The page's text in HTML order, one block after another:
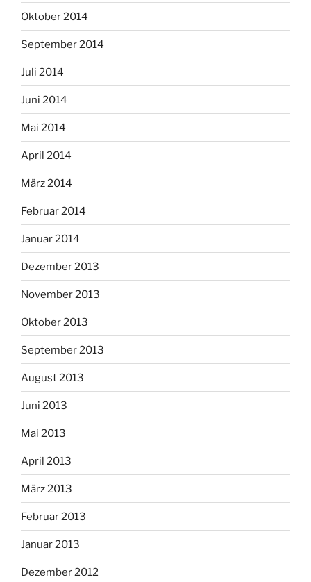
Oktober 2014
September 2014
Juli 2014
Juni 2014
Mai 2014
April 2014
März 2014
Februar 2014
Januar 2014
Dezember 2013
November 2013
Oktober 2013
September 2013
August 2013
Juni 2013
Mai 2013
April 2013
März 2013
Februar 2013
Januar 2013
Dezember 2012